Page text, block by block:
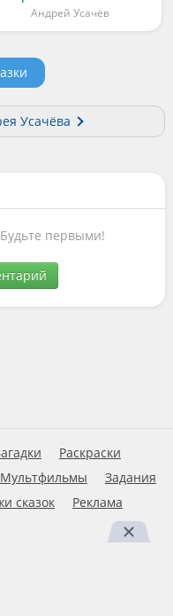
Андрей Усачёв
Усачёва
первыми!
Раскраски
Мультфильмы
Задания
сказок
Реклама